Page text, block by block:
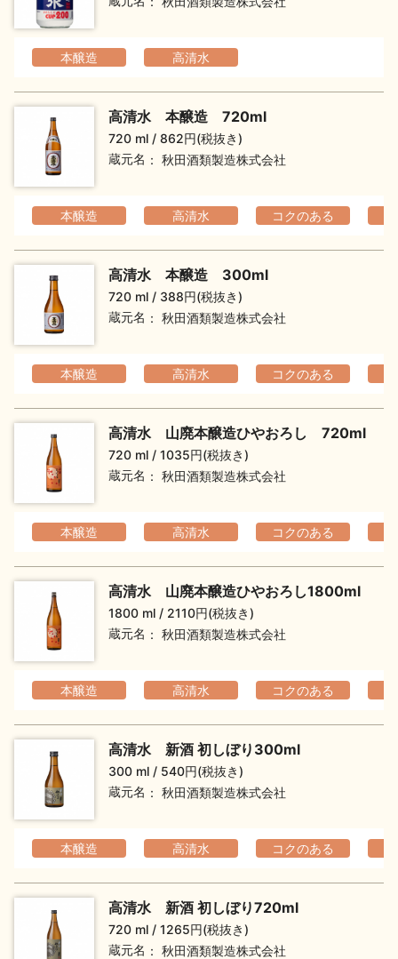
本醸造 高清水
高清水 本醸造 720ml
720 ml
862円(税抜き)
蔵元名
秋田酒類製造株式会社
本醸造 高清水 コクのある
高清水 本醸造 300ml
720 ml
388円(税抜き)
蔵元名
秋田酒類製造株式会社
本醸造 高清水 コクのある
高清水 山廃本醸造ひやおろし 720ml
720 ml
1035円(税抜き)
蔵元名
秋田酒類製造株式会社
本醸造 高清水 コクのある
高清水 山廃本醸造ひやおろし1800ml
1800 ml
2110円(税抜き)
蔵元名
秋田酒類製造株式会社
本醸造 高清水 コクのある
高清水 新酒 初しぼり300ml
300 ml
540円(税抜き)
蔵元名
秋田酒類製造株式会社
本醸造 高清水 コクのある
高清水 新酒 初しぼり720ml
720 ml
1265円(税抜き)
蔵元名
秋田酒類製造株式会社